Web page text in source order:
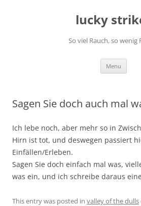
lucky
So viel Rauch, so wenig
Menu
Sagen Sie doch auch mal
Ich lebe noch, aber mehr so in
Hirn ist tot, und deswegen passiert
Einfällen/Erleben.
Sagen Sie doch einfach mal was,
was ein, und ich schreibe daraus
This entry was posted in valley of the dulls